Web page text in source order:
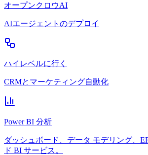
オープンクロウAI
AIエージェントのデプロイ
ハイレベルに行く
CRMとマーケティング自動化
Power BI 分析
ダッシュボード、データ モデリング、
ド BI サービス。